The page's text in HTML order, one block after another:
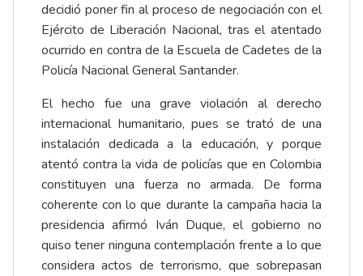
decidió poner fin al proceso de negociación con el
Ejército de Liberación Nacional, tras el atentado
ocurrido en contra de la Escuela de Cadetes de la
Policía Nacional General Santander.
El hecho fue una grave violación al derecho
internacional humanitario, pues se trató de una
instalación dedicada a la educación, y porque
atentó contra la vida de policías que en Colombia
constituyen una fuerza no armada. De forma
coherente con lo que durante la campaña hacia la
presidencia afirmó Iván Duque, el gobierno no
quiso tener ninguna contemplación frente a lo que
considera actos de terrorismo, que sobrepasan